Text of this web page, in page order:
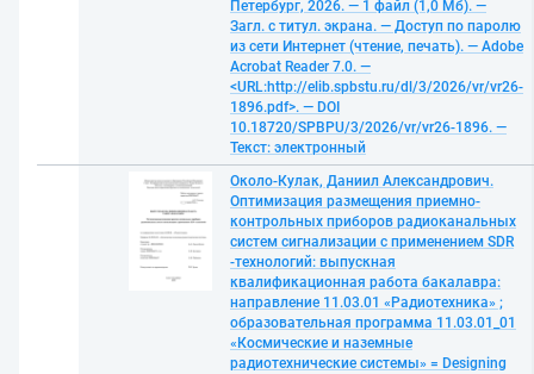
Петербург, 2026. — 1 файл (1,0 Мб). —
Загл. с титул. экрана. — Доступ по паролю
из сети Интернет (чтение, печать). — Adobe
Acrobat Reader 7.0. —
<URL:http://elib.spbstu.ru/dl/3/2026/vr/vr26-
1896.pdf>. — DOI
10.18720/SPBPU/3/2026/vr/vr26-1896. —
Текст: электронный
Около-Кулак, Даниил Александрович.
Оптимизация размещения приемно-
контрольных приборов радиоканальных
систем сигнализации с применением SDR
-технологий: выпускная
квалификационная работа бакалавра:
направление 11.03.01 «Радиотехника» ;
образовательная программа 11.03.01_01
«Космические и наземные
радиотехнические системы» = Designing